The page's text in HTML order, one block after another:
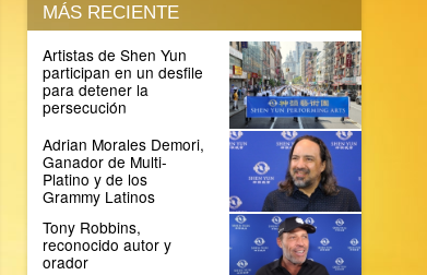
MÁS RECIENTE
Artistas de Shen Yun
participan en un desfile
para detener la
persecución
Adrian Morales Demori,
Ganador de Multi-
Platino y de los
Grammy Latinos
Tony Robbins,
reconocido autor y
orador